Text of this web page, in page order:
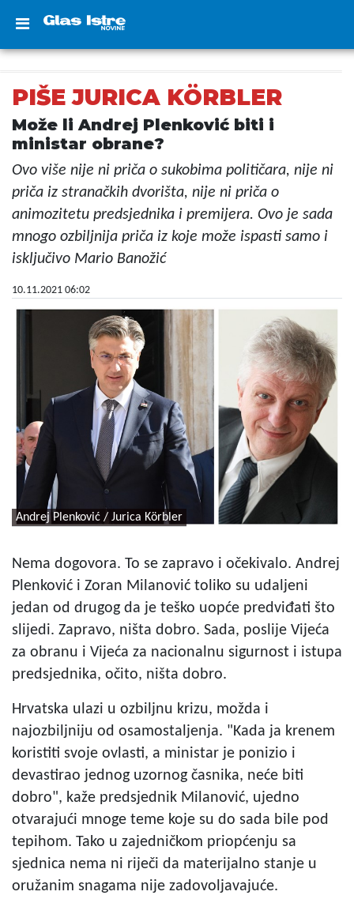
PIŠE JURICA KÖRBLER
Može li Andrej Plenković biti i
ministar obrane?
Ovo više nije ni priča o sukobima političara, nije ni
priča iz stranačkih dvorišta, nije ni priča o
animozitetu predsjednika i premijera. Ovo je sada
mnogo ozbiljnija priča iz koje može ispasti samo i
isključivo Mario Banožić
10.11.2021 06:02
Andrej Plenković / Jurica Körbler
Nema dogovora. To se zapravo i očekivalo. Andrej
Plenković i Zoran Milanović toliko su udaljeni
jedan od drugog da je teško uopće predviđati što
slijedi. Zapravo, ništa dobro. Sada, poslije Vijeća
za obranu i Vijeća za nacionalnu sigurnost i istupa
predsjednika, očito, ništa dobro.
Hrvatska ulazi u ozbiljnu krizu, možda i
najozbiljniju od osamostaljenja. "Kada ja krenem
koristiti svoje ovlasti, a ministar je ponizio i
devastirao jednog uzornog časnika, neće biti
dobro", kaže predsjednik Milanović, ujedno
otvarajući mnoge teme koje su do sada bile pod
tepihom. Tako u zajedničkom priopćenju sa
sjednica nema ni riječi da materijalno stanje u
oružanim snagama nije zadovoljavajuće.